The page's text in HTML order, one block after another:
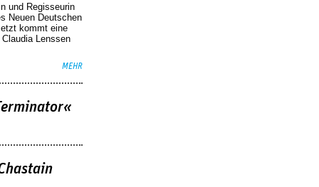
und Regisseurin
Neuen Deutschen
kommt eine
Lenssen
MEHR